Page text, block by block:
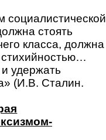
социалистической
стоять
класса, должна
стихийностью…
удержать
(И.В. Сталин.